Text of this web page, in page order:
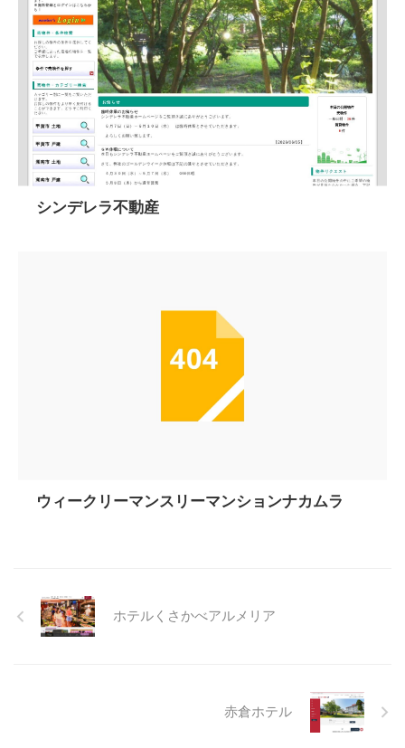
シンデレラ不動産
ウィークリーマンスリーマンションナカムラ
ホテルくさかべアルメリア
赤倉ホテル